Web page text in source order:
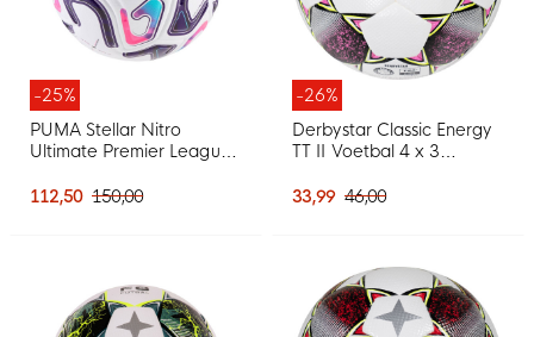
-25%
PUMA Stellar Nitro
Ultimate Premier League
2026-2027 Wit Multicolor
112,50 150,00
-26%
Derbystar Classic Energy
TT II Voetbal 4 x 3
Geel
33,99 46,00